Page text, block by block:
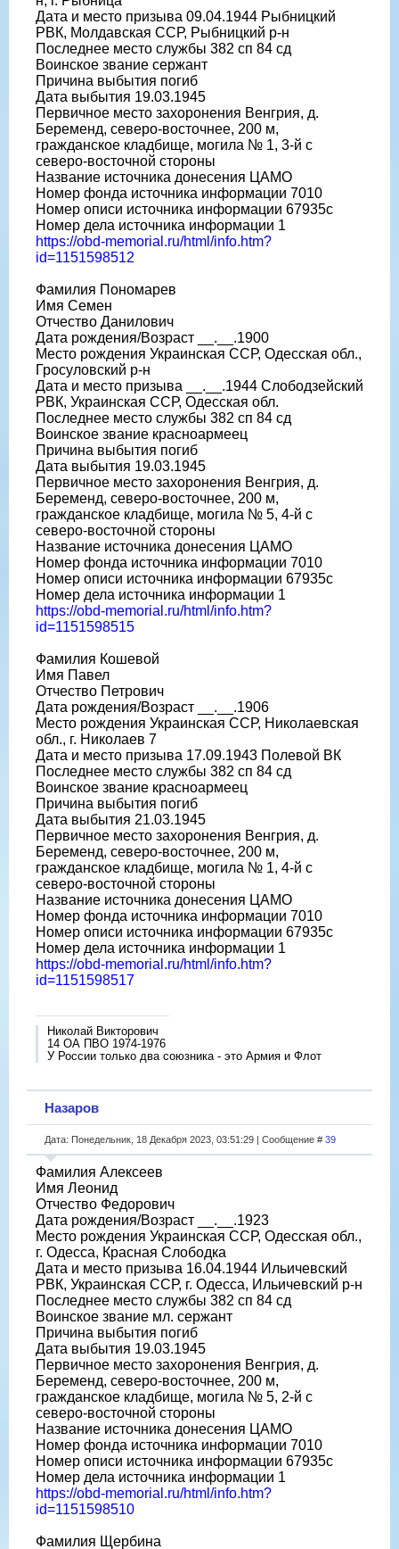
Дата и место призыва 09.04.1944 Рыбницкий
РВК, Молдавская ССР, Рыбницкий р-н
Последнее место службы 382 сп 84 сд
Воинское звание сержант
Причина выбытия погиб
Дата выбытия 19.03.1945
Первичное место захоронения Венгрия, д.
Беременд, северо-восточнее, 200 м,
гражданское кладбище, могила № 1, 3-й с
северо-восточной стороны
Название источника донесения ЦАМО
Номер фонда источника информации 7010
Номер описи источника информации 67935с
Номер дела источника информации 1
https://obd-memorial.ru/html/info.htm?
id=1151598512
Фамилия Пономарев
Имя Семен
Отчество Данилович
Дата рождения/Возраст __.__.1900
Место рождения Украинская ССР, Одесская обл.,
Гросуловский р-н
Дата и место призыва __.__.1944 Слободзейский
РВК, Украинская ССР, Одесская обл.
Последнее место службы 382 сп 84 сд
Воинское звание красноармеец
Причина выбытия погиб
Дата выбытия 19.03.1945
Первичное место захоронения Венгрия, д.
Беременд, северо-восточнее, 200 м,
гражданское кладбище, могила № 5, 4-й с
северо-восточной стороны
Название источника донесения ЦАМО
Номер фонда источника информации 7010
Номер описи источника информации 67935с
Номер дела источника информации 1
https://obd-memorial.ru/html/info.htm?
id=1151598515
Фамилия Кошевой
Имя Павел
Отчество Петрович
Дата рождения/Возраст __.__.1906
Место рождения Украинская ССР, Николаевская
обл., г. Николаев 7
Дата и место призыва 17.09.1943 Полевой ВК
Последнее место службы 382 сп 84 сд
Воинское звание красноармеец
Причина выбытия погиб
Дата выбытия 21.03.1945
Первичное место захоронения Венгрия, д.
Беременд, северо-восточнее, 200 м,
гражданское кладбище, могила № 1, 4-й с
северо-восточной стороны
Название источника донесения ЦАМО
Номер фонда источника информации 7010
Номер описи источника информации 67935с
Номер дела источника информации 1
https://obd-memorial.ru/html/info.htm?
id=1151598517
Николай Викторович
14 ОА ПВО 1974-1976
У России только два союзника - это Армия и Флот
Назаров
Дата: Понедельник, 18 Декабря 2023, 03:51:29 | Сообщение # 39
Фамилия Алексеев
Имя Леонид
Отчество Федорович
Дата рождения/Возраст __.__.1923
Место рождения Украинская ССР, Одесская обл.,
г. Одесса, Красная Слободка
Дата и место призыва 16.04.1944 Ильичевский
РВК, Украинская ССР, г. Одесса, Ильичевский р-н
Последнее место службы 382 сп 84 сд
Воинское звание мл. сержант
Причина выбытия погиб
Дата выбытия 19.03.1945
Первичное место захоронения Венгрия, д.
Беременд, северо-восточнее, 200 м,
гражданское кладбище, могила № 5, 2-й с
северо-восточной стороны
Название источника донесения ЦАМО
Номер фонда источника информации 7010
Номер описи источника информации 67935с
Номер дела источника информации 1
https://obd-memorial.ru/html/info.htm?
id=1151598510
Фамилия Щербина